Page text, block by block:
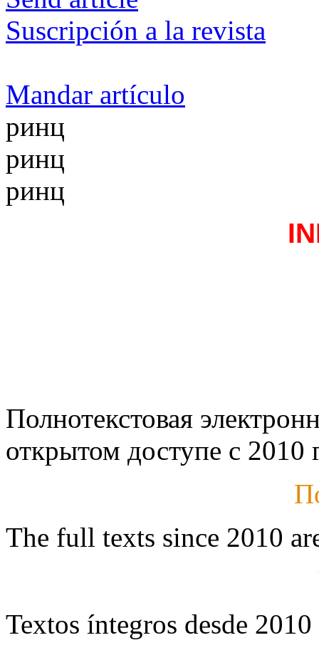
Suscripción a la revista
Mandar artículo
ринц
ринц
ринц
Полнотекстовая
открытом доступе с 2010
The full texts since 2010
Textos íntegros desde